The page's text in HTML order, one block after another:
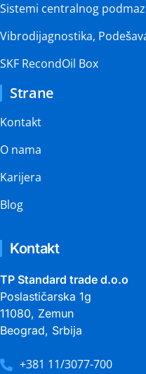
Sistemi centralnog
Vibrodijagnostika,
SKF RecondOil Box
Strane
Kontakt
O nama
Karijera
Blog
Kontakt
TP Standard trade d.o.o
Poslastičarska 1g
11080, Zemun
Beograd, Srbija
+381 11/3077-700